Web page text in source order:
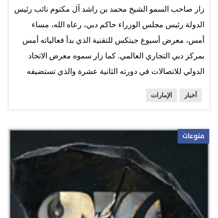
زار صاحب السمو الشيخ محمد بن راشد آل مكتوم نائب رئيس
الدولة رئيس مجلس الوزراء حاكم دبي، رعاه الله، مساء
أمس، معرض أسبوع جيتكس للتقنية الذي بدأ فعالياته أمس
بمركز دبي التجاري العالمي. كما زار سموه معرض الاتحاد
الدولي للاتصالات في دورته الثانية عشرة والذي تستضيفه
ومديرو الدوائر المحلية وكبار الشخصيات. وقام صاحب السمو
الشيخ محمد بن راشد آل مكتوم بجولة في مختلف أجنحة
ويستضيف عمالقة قطاع تكنولوجيا المعلومات. وفي جناح
الحكومة الاتحادية الإلكترونية اطلع سموه على برنامج بوابة
الشكاوى والاستفسارات الإلكترونية بالسوق الخليجية
أخبار الإمارات
منوعات